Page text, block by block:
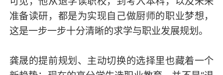
准备读研，都是为实现自己做厨师的职业梦想，
这是一步一步十分清晰的求学与职业发展规划。
龚晟的提前规划、主动切换的选择里也藏着一个